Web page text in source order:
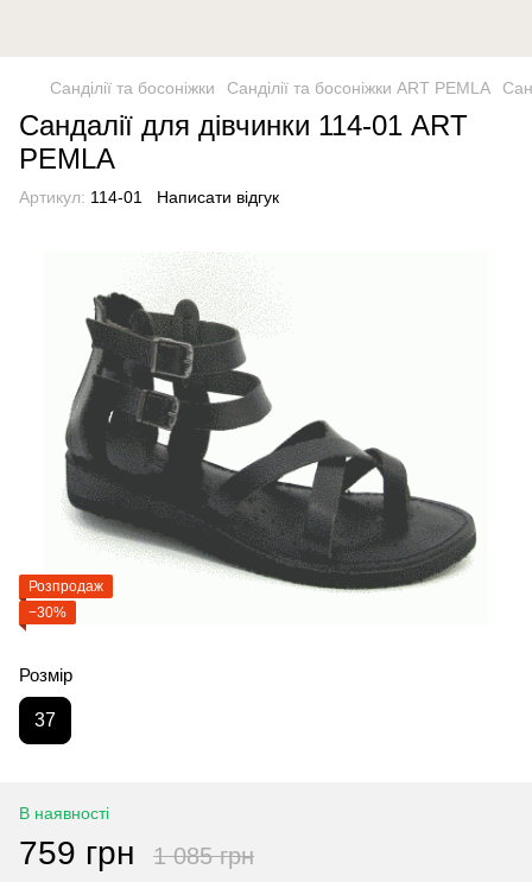
Санділії та босоніжки Санділії та босоніжки ART PEMLA
Сандалії для дівчинки 114-01 ART
PEMLA
Артикул: 114-01 Написати відгук
Розпродаж
−30%
Розмір
37
В наявності
759 грн 1 085 грн